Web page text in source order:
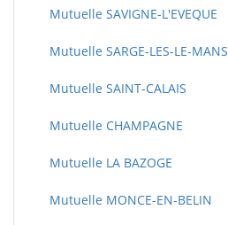
Mutuelle SAVIGNE-L'EVEQUE
Mutuelle SARGE-LES-LE-MANS
Mutuelle SAINT-CALAIS
Mutuelle CHAMPAGNE
Mutuelle LA BAZOGE
Mutuelle MONCE-EN-BELIN